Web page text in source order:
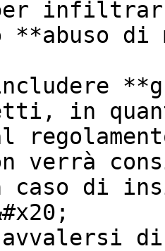
**abuso
includere
in
verrà
di
avvalersi